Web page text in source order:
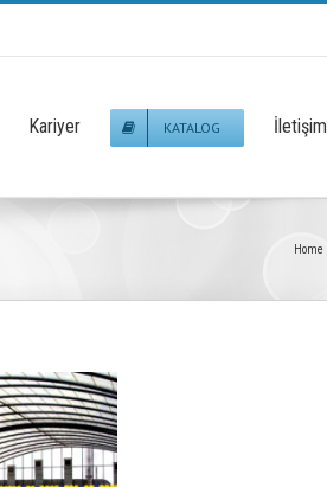
Kariyer KATALOG İletişim
Home